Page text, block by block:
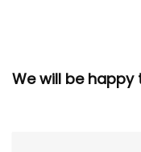
We will be